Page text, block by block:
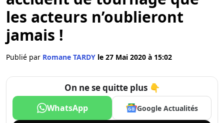
les acteurs n’oublieront
jamais !
Publié par Romane TARDY le 27 Mai 2020 à 15:02
On ne se quitte plus 👇
WhatsApp Google Actualités